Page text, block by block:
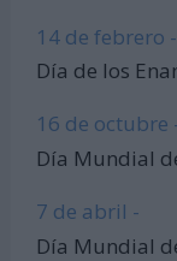
14 de febrero -
Día de los
16 de octubre
Día Mundial
7 de abril -
Día Mundial